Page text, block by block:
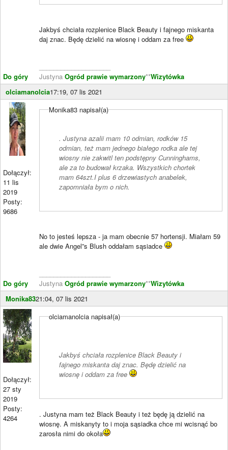
Do góry
Jakbyś chciała rozplenice Black Beauty i fajnego miskanta
daj znac. Będę dzielić na wiosnę i oddam za free
Justyna Ogród prawie wymarzony**Wizytówka
olciamanolcia17:19, 07 lis 2021
Dołączył:
11 lis
2019
Posty:
9686
Do góry
Monika83 napisał(a)
. Justyna azalii mam 10 odmian, rodków 15
odmian, też mam jednego białego rodka ale tej
wiosny nie zakwitl ten podstępny Cunninghams,
ale za to budował krzaka. Wszystkich chortek
mam 64szt.I plus 6 drzewiastych anabelek,
zapomniała bym o nich.
No to jesteś lepsza - ja mam obecnie 57 hortensji. Miałam 59
ale dwie Angel”s Blush oddałam sąsiadce
Justyna Ogród prawie wymarzony**Wizytówka
Monika8321:04, 07 lis 2021
Dołączył:
27 sty
2019
Posty:
4264
olciamanolcia napisał(a)
Jakbyś chciała rozplenice Black Beauty i
fajnego miskanta daj znac. Będę dzielić na
wiosnę i oddam za free
. Justyna mam też Black Beauty i też będę ją dzielić na
wiosnę. A miskanyty to i moja sąsiadka chce mi wcisnąć bo
zarosła nimi do okoła